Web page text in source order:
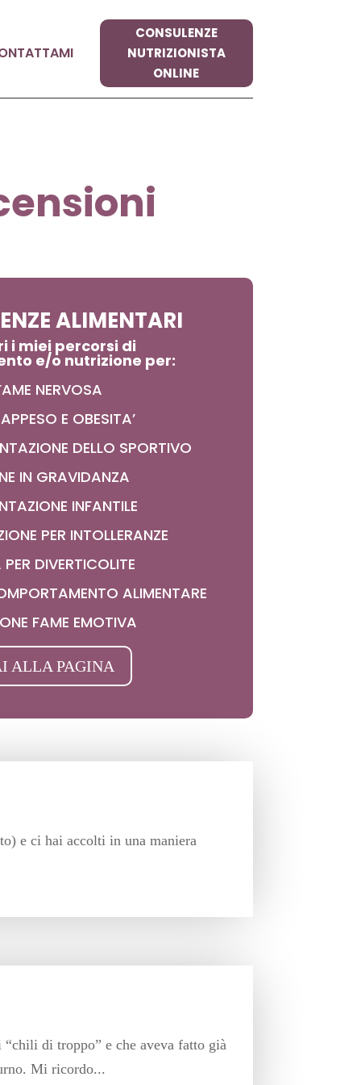
CONSULENZE
NUTRIZIONISTA
ONLINE
ALIMENTARI
i miei percorsi di
e/o nutrizione per:
NERVOSA
E OBESITA’
DELLO SPORTIVO
IN GRAVIDANZA
INFANTILE
PER INTOLLERANZE
DIVERTICOLITE
ALIMENTARE
FAME EMOTIVA
ALLA PAGINA
e ci hai accolti in una maniera
di troppo” e che aveva fatto già
Mi ricordo...